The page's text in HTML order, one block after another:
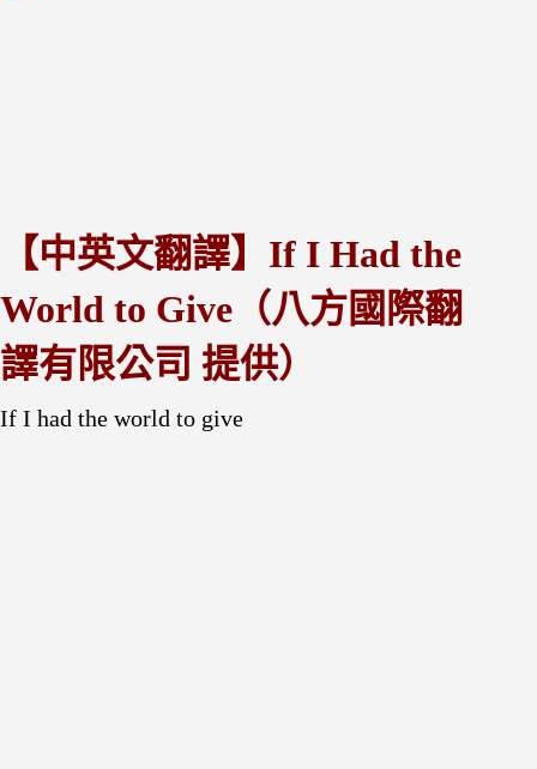
【中英文翻譯】If I Had the
World to Give（八方國際翻
譯有限公司 提供）
If I had the world to give